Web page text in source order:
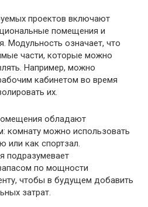
проектов включают
помещения и
Модульность означает, что
части, которые можно
Например, можно
кабинетом во время
их.
обладают
комнату можно использовать
или как спортзал.
подразумевает
по мощности
чтобы в будущем добавить
затрат.